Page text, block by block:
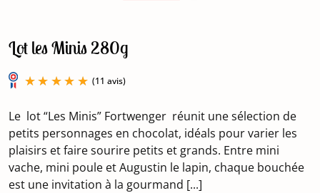
Lot les Minis 280g
(11 avis)
Le lot “Les Minis” Fortwenger réunit une sélection de
petits personnages en chocolat, idéals pour varier les
plaisirs et faire sourire petits et grands. Entre mini
vache, mini poule et Augustin le lapin, chaque bouchée
est une invitation à la gourmand [...]